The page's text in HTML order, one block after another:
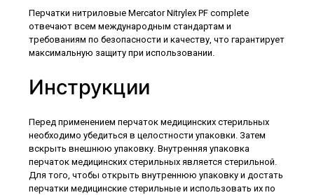
Перчатки нитриловые Mercator Nitrylex PF complete
отвечают всем международным стандартам и
требованиям по безопасности и качеству, что гарантирует
максимальную защиту при использовании.
Инструкции
Перед применением перчаток медицинских стерильных
необходимо убедиться в целостности упаковки. Затем
вскрыть внешнюю упаковку. Внутренняя упаковка
перчаток медицинских стерильных является стерильной.
Для того, чтобы открыть внутреннюю упаковку и достать
перчатки медицинские стерильные и использовать их по